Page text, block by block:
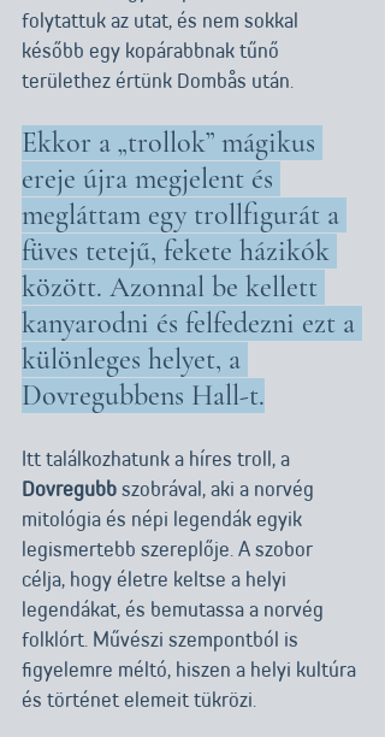
folytattuk az utat, és nem sokkal
később egy kopárabbnak tűnő
területhez értünk Dombås után.
Ekkor a „trollok” mágikus
ereje újra megjelent és
megláttam egy trollfigurát a
füves tetejű, fekete házikók
között. Azonnal be kellett
kanyarodni és felfedezni ezt a
különleges helyet, a
Dovregubbens Hall-t.
Itt találkozhatunk a híres troll, a
Dovregubb szobrával, aki a norvég
mitológia és népi legendák egyik
legismertebb szereplője. A szobor
célja, hogy életre keltse a helyi
legendákat, és bemutassa a norvég
folklórt. Művészi szempontból is
figyelemre méltó, hiszen a helyi kultúra
és történet elemeit tükrözi.